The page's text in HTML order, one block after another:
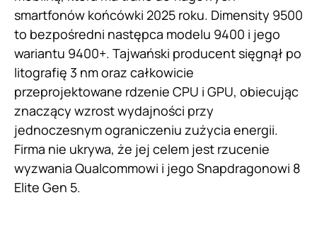
smartfonów końcówki 2025 roku. Dimensity 9500
to bezpośredni następca modelu 9400 i jego
wariantu 9400+. Tajwański producent sięgnął po
litografię 3 nm oraz całkowicie
przeprojektowane rdzenie CPU i GPU, obiecując
znaczący wzrost wydajności przy
jednoczesnym ograniczeniu zużycia energii.
Firma nie ukrywa, że jej celem jest rzucenie
wyzwania Qualcommowi i jego Snapdragonowi 8
Elite Gen 5.